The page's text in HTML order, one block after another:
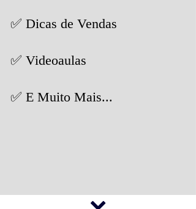
✅ Dicas de Vendas
✅ Videoaulas
✅ E Muito Mais...